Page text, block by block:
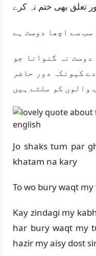
تعلق بھی ختم نہ کرے
سے اچھا دوست ہے
دوست نہ گنوانا جو
کیونکہ دور حاضر
والوں کو ملتے ہیں
Jo shaks tum par
khatam na kary
To wo bury waqt
Kay zindagi my
har bury waqt my
hazir my aisy dost